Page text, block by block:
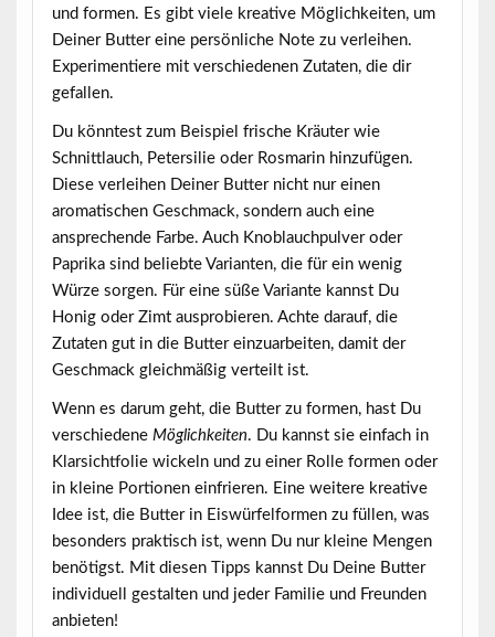
und formen. Es gibt viele kreative Möglichkeiten, um
Deiner Butter eine persönliche Note zu verleihen.
Experimentiere mit verschiedenen Zutaten, die dir
gefallen.
Du könntest zum Beispiel frische Kräuter wie
Schnittlauch, Petersilie oder Rosmarin hinzufügen.
Diese verleihen Deiner Butter nicht nur einen
aromatischen Geschmack, sondern auch eine
ansprechende Farbe. Auch Knoblauchpulver oder
Paprikasind beliebte Varianten, die für ein wenig
Würze sorgen. Für eine süße Variante kannst Du
Honig oder Zimt ausprobieren. Achte darauf, die
Zutaten gut in die Butter einzuarbeiten, damit der
Geschmack gleichmäßig verteilt ist.
Wenn es darum geht, die Butter zu formen, hast Du
verschiedene Möglichkeiten. Du kannst sie einfach in
Klarsichtfolie wickeln und zu einer Rolle formen oder
in kleine Portionen einfrieren. Eine weitere kreative
Idee ist, die Butter in Eiswürfelformen zu füllen, was
besonders praktisch ist, wenn Du nur kleine Mengen
benötigst. Mit diesen Tipps kannst Du Deine Butter
individuell gestalten und jeder Familie und Freunden
anbieten!